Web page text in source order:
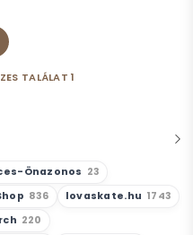
Önazonos 23
836 lovaskate.hu 1743
220
TALÁLAT 1